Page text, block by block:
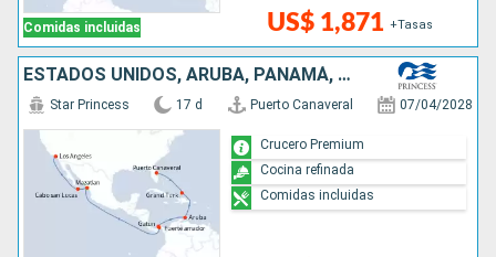
Comidas incluidas US$ 1,871 +Tasas
ESTADOS UNIDOS, ARUBA, PANAMÁ, MÉXICO
Star Princess 17 d Puerto Canaveral 07/04/2028
Crucero Premium
Cocina refinada
Comidas incluidas